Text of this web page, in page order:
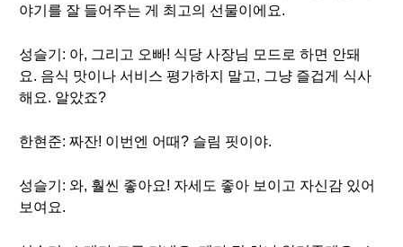
야기를 잘 들어주는 게 최고의 선물이에요.
성슬기: 아, 그리고 오빠! 식당 사장님 모드로 하면 안돼
요. 음식 맛이나 서비스 평가하지 말고, 그냥 즐겁게 식사
해요. 알았죠?
한현준: 짜잔! 이번엔 어때? 슬림 핏이야.
성슬기: 와, 훨씬 좋아요! 자세도 좋아 보이고 자신감 있어
보여요.